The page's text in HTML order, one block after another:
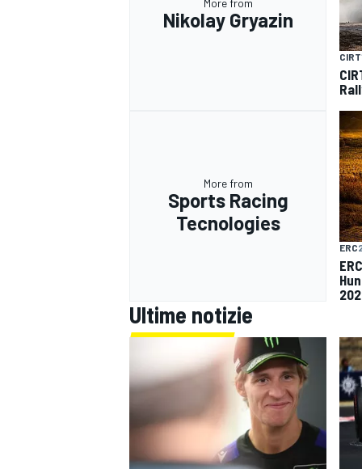
More from
Nikolay Gryazin
CIRT
More from
Sports Racing
Tecnologies
ERC
Ultime notizie